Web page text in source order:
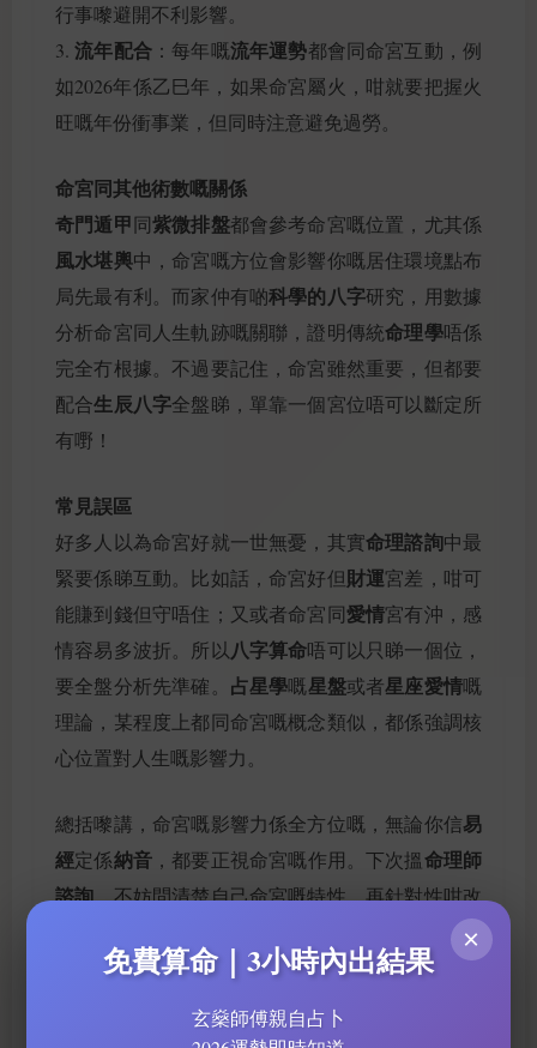
行事嚟避開不利影響。
3.流年配合：每年嘅流年運勢都會同命宮互動，例
如2026年係乙巳年，如果命宮屬火，咁就要把握火
旺嘅年份衝事業，但同時注意避免過勞。
命宮同其他術數嘅關係
奇門遁甲同紫微排盤都會參考命宮嘅位置，尤其係
風水堪輿中，命宮嘅方位會影響你嘅居住環境點布
局先最有利。而家仲有啲科學的八字研究，用數據
分析命宮同人生軌跡嘅關聯，證明傳統命理學唔係
完全冇根據。不過要記住，命宮雖然重要，但都要
配合生辰八字全盤睇，單靠一個宮位唔可以斷定所
有嘢！
常見誤區
好多人以為命宮好就一世無憂，其實命理諮詢中最
緊要係睇互動。比如話，命宮好但財運宮差，咁可
能賺到錢但守唔住；又或者命宮同愛情宮有沖，感
情容易多波折。所以八字算命唔可以只睇一個位，
要全盤分析先準確。 占星學嘅星盤或者星座愛情嘅
理論，某程度上都同命宮嘅概念類似，都係強調核
心位置對人生嘅影響力。
總括嚟講，命宮嘅影響力係全方位嘅，無論你信易
經定係納音，都要正視命宮嘅作用。下次搵命理師
諮詢，不妨問清楚自己命宮嘅特性，再針對性咁改
×
免費算命｜3小時內出結果
玄燊師傅親自占卜